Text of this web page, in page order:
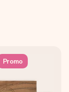
Promo